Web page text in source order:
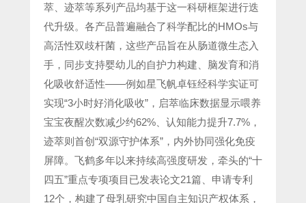
萃、迹萃等系列产品均基于这一科研框架进行迭
代升级。各产品普遍融合了科学配比的HMOs与
高活性双歧杆菌，这些产品旨在从肠道微生态入
手，同步支持婴幼儿的自护力构建、脑发育和消
化吸收舒适性——例如星飞帆卓钰经科学实证可
实现“3小时好消化吸收”，启萃临床数据显示喂养
宝宝夜醒次数减少约62%、认知能力提升7.7%，
迹萃则首创“双源守护体系”，内外协同强化免疫
屏障。飞鹤多年以来持续高强度研发，牵头的“十
四五”重点专项项目已发表论文21篇、申请专利
12个，构建了母乳研究中国自主知识产权体系，